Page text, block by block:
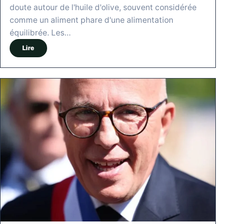
doute autour de l'huile d'olive, souvent considérée
comme un aliment phare d'une alimentation
équilibrée. Les…
Lire